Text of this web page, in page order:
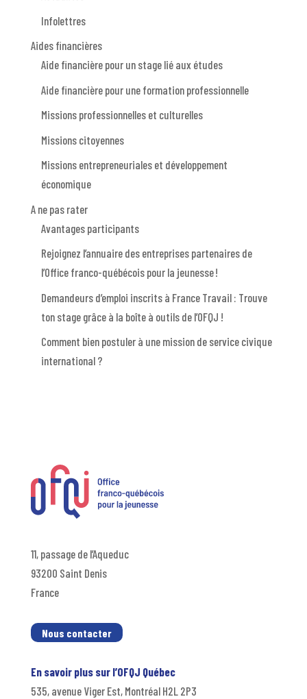
Infolettres
Aides financières
Aide financière pour un stage lié aux études
Aide financière pour une formation professionnelle
Missions professionnelles et culturelles
Missions citoyennes
Missions entrepreneuriales et développement
économique
A ne pas rater
Avantages participants
Rejoignez l’annuaire des entreprises partenaires de
l’Office franco-québécois pour la jeunesse !
Demandeurs d’emploi inscrits à France Travail : Trouve
ton stage grâce à la boîte à outils de l’OFQJ !
Comment bien postuler à une mission de service civique
international ?
11, passage de l’Aqueduc
93200 Saint Denis
France
Nous contacter
En savoir plus sur l’OFQJ Québec
535, avenue Viger Est, Montréal H2L 2P3